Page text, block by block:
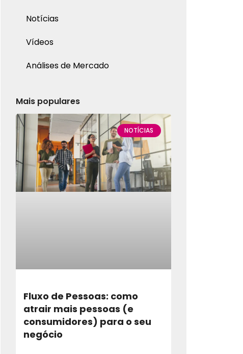
Notícias
Vídeos
Análises de Mercado
Mais populares
NOTÍCIAS
Fluxo de Pessoas: como
atrair mais pessoas (e
consumidores) para o seu
negócio